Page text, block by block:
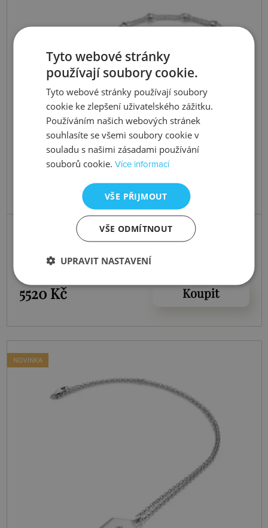
Stříbrný náhrdelník Much Loved
DP1099
5520 Kč
Koupit
NOVINKA
Tyto webové stránky
používají soubory cookie.
Tyto webové stránky používají soubory
cookie ke zlepšení uživatelského zážitku.
Používáním našich webových stránek
souhlasíte se všemi soubory cookie v
souladu s našimi zásadami používání
souborů cookie.Více informací
VŠE PŘIJMOUT
VŠE ODMÍTNOUT
UPRAVIT NASTAVENÍ